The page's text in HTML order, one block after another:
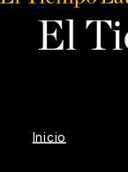
Inicio